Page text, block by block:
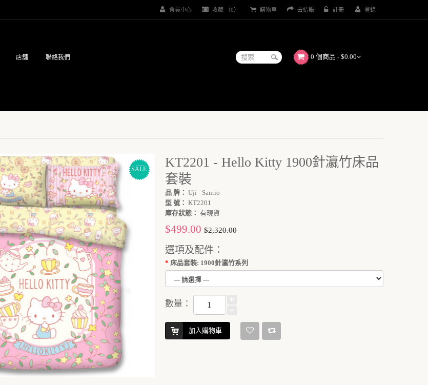
註冊 登錄
會員中心 收藏 （0） 購物車 去結賬
店舖 聯絡我們 0 個商品 - $0.00
SALE
KT2201 - Hello Kitty 1900針瀛竹床品
套裝
品 牌： Uji - Sanrio
型 號： KT2201
庫存狀態： 有現貨
$499.00$2,320.00
選項及配件：
床品套裝: 1900針瀛竹系列
數量：
加入購物車